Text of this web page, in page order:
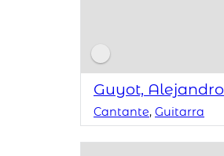
Guyot, Alejandro
Cantante, Guitarra